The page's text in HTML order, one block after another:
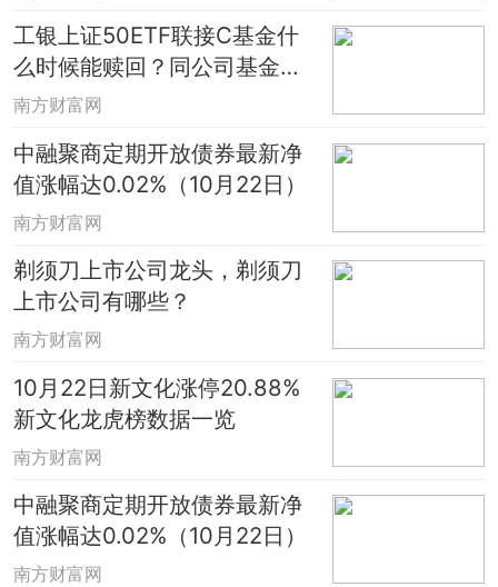
工银上证50ETF联接C基金什
么时候能赎回？同公司基金表
现如何？
南方财富网
中融聚商定期开放债券最新净
值涨幅达0.02%（10月22日）
南方财富网
剃须刀上市公司龙头，剃须刀
上市公司有哪些？
南方财富网
10月22日新文化涨停20.88%
新文化龙虎榜数据一览
南方财富网
中融聚商定期开放债券最新净
值涨幅达0.02%（10月22日）
南方财富网